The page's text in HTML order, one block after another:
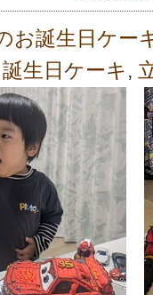
お誕生日ケー
誕生日ケーキ ,